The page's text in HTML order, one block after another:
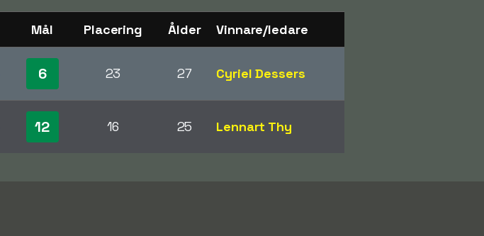
Mål Placering Ålder Vinnare/ledare
6 23 27 Cyriel Dessers
12 16 25 Lennart Thy